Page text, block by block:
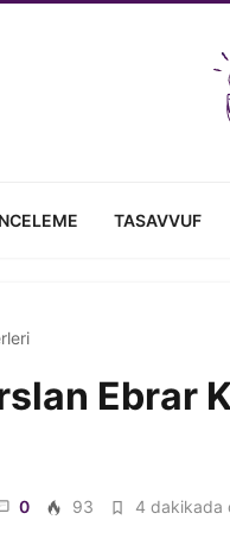
TASAVVUF
Ebrar
0 93 4 dakikada